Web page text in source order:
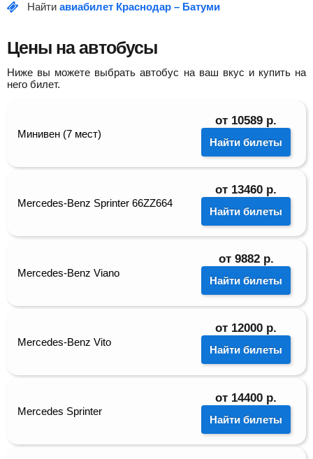
Найти авиабилет Краснодар – Батуми
Цены на автобусы
Ниже вы можете выбрать автобус на ваш вкус и купить на
него билет.
Минивен (7 мест)
от 10589 р.
Найти билеты
Mercedes-Benz Sprinter 66ZZ664
от 13460 р.
Найти билеты
Mercedes-Benz Viano
от 9882 р.
Найти билеты
Mercedes-Benz Vito
от 12000 р.
Найти билеты
Mercedes Sprinter
от 14400 р.
Найти билеты